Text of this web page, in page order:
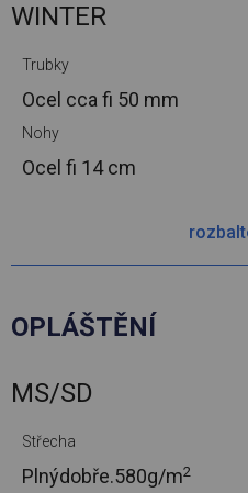
WINTER
Trubky
Ocel ccafi 50 mm
Nohy
Ocel fi 14 cm
OPLÁŠTĚNÍ
MS/SD
Střecha
Plnýdobře.580g/m2